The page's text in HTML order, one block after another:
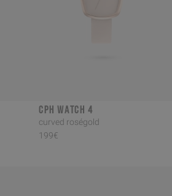
CPH WATCH 4
curved roségold
199€